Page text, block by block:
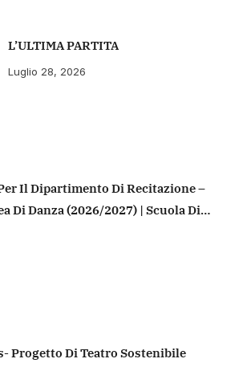
L’ULTIMA PARTITA
Luglio 28, 2026
Il Dipartimento Di Recitazione –
Di Danza (2026/2027) | Scuola Di
Progetto Di Teatro Sostenibile